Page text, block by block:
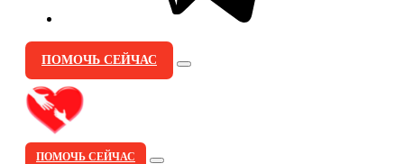
ПОМОЧЬ СЕЙЧАС
ПОМОЧЬ СЕЙЧАС